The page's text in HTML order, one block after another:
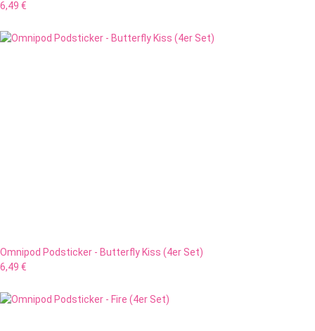
6,49 €
Omnipod Podsticker - Butterfly Kiss (4er Set)
6,49 €